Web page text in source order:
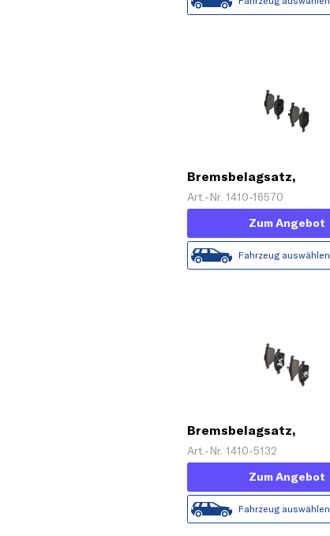
Bremsbelagsatz,
Scheibenbremse
Art.-Nr. 1410-16570
Zum Angebot
Fahrzeug auswählen
Bremsbelagsatz,
Scheibenbremse
Art.-Nr. 1410-5132
Zum Angebot
Fahrzeug auswählen